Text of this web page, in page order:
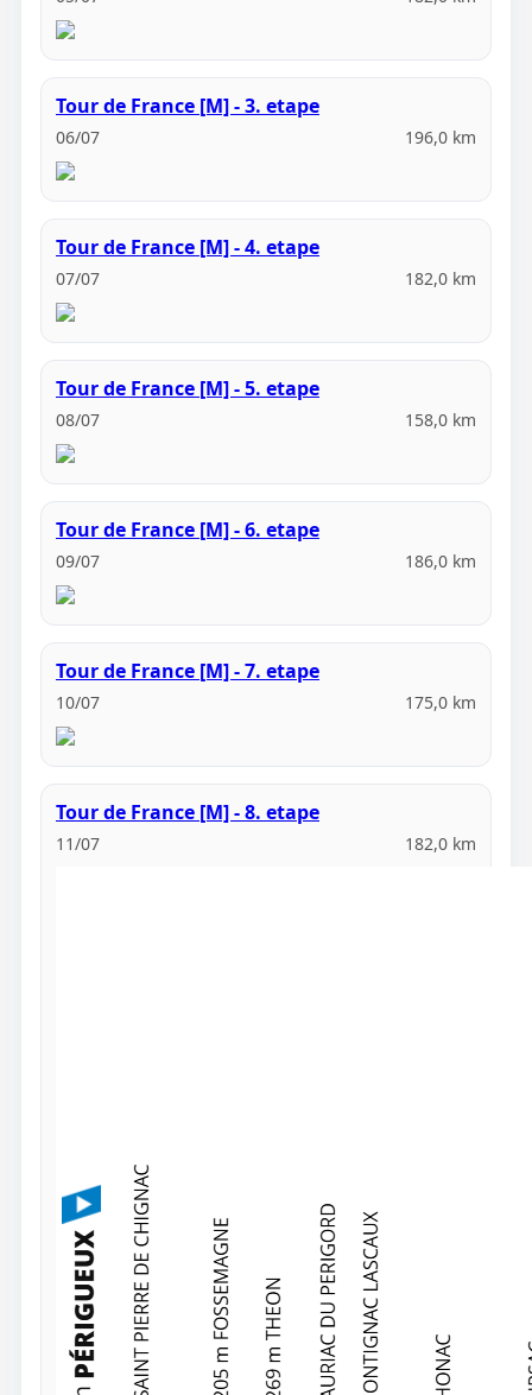
Tour de France [M] - 3. etape
06/07 196,0 km
Tour de France [M] - 4. etape
07/07 182,0 km
Tour de France [M] - 5. etape
08/07 158,0 km
Tour de France [M] - 6. etape
09/07 186,0 km
Tour de France [M] - 7. etape
10/07 175,0 km
Tour de France [M] - 8. etape
11/07 182,0 km